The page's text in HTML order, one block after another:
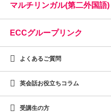
マルチリンガル(第二外国語)
ECCグループリンク
よくあるご質問
英会話お役立ちコラム
受講生の方